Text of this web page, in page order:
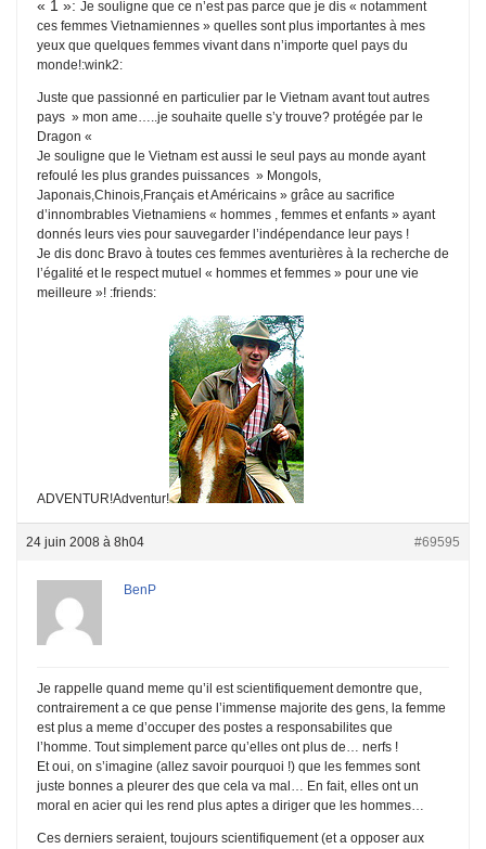
« 1 »: Je souligne que ce n’est pas parce que je dis « notamment
ces femmes Vietnamiennes » quelles sont plus importantes à mes
yeux que quelques femmes vivant dans n’importe quel pays du
monde!:wink2:
Juste que passionné en particulier par le Vietnam avant tout autres
pays » mon ame…..je souhaite quelle s’y trouve? protégée par le
Dragon «
Je souligne que le Vietnam est aussi le seul pays au monde ayant
refoulé les plus grandes puissances » Mongols,
Japonais,Chinois,Français et Américains » grâce au sacrifice
d’innombrables Vietnamiens « hommes , femmes et enfants » ayant
donnés leurs vies pour sauvegarder l’indépendance leur pays !
Je dis donc Bravo à toutes ces femmes aventurières à la recherche de
l’égalité et le respect mutuel « hommes et femmes » pour une vie
meilleure »! :friends:
ADVENTUR!Adventur!
24 juin 2008 à 8h04 #69595
BenP
Je rappelle quand meme qu’il est scientifiquement demontre que,
contrairement a ce que pense l’immense majorite des gens, la femme
est plus a meme d’occuper des postes a responsabilites que
l’homme. Tout simplement parce qu’elles ont plus de… nerfs !
Et oui, on s’imagine (allez savoir pourquoi !) que les femmes sont
juste bonnes a pleurer des que cela va mal… En fait, elles ont un
moral en acier qui les rend plus aptes a diriger que les hommes…
Ces derniers seraient, toujours scientifiquement (et a opposer aux